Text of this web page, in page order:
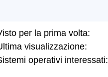
per la prima volta:
visualizzazione:
operativi interessati: